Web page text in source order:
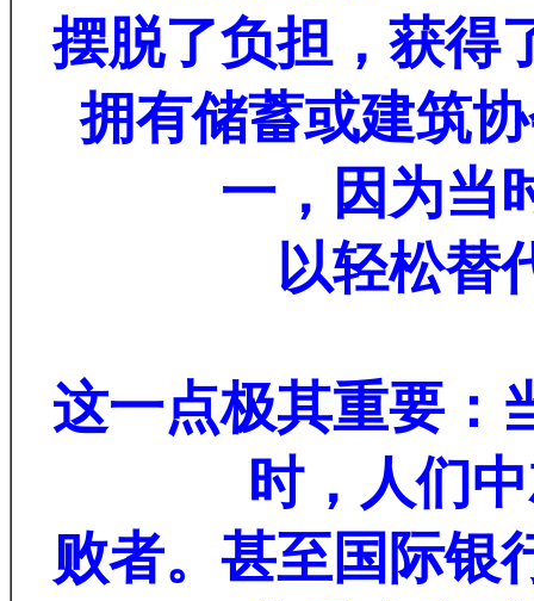
摆脱了负担，获得
拥有储蓄或建筑
一，因为当
以轻松替
这一点极其重要：
时，人们
败者。甚至国际银